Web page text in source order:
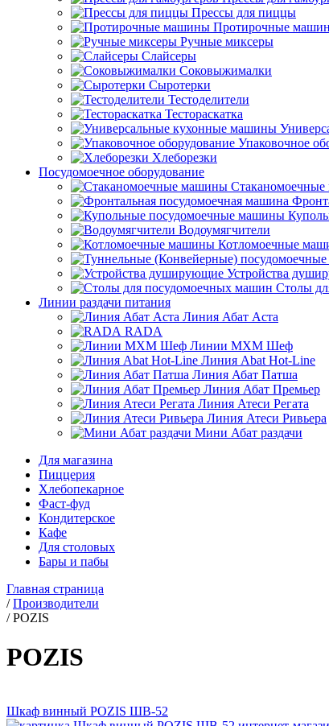
Прессы для пиццы
Протирочные
Ручные миксеры
Слайсеры
Соковыжималки
Сыротерки
Тестоделители
Тестораскатка
Упаковочное
Хлеборезки
Посудомоечное оборудование
Водоумягчители
Котломоечные
Устройства
Столы
Линии раздачи питания
Линия Абат Аста
RADA
Линии МХМ Шеф
Линия Abat Hot-Line
Линия Абат Патша
Линия Абат Премьер
Линия Атеси Регата
Линия Атеси Ривьера
Мини Абат раздачи
Для магазина
Пиццерия
Хлебопекарное
Фаст-фуд
Кондитерское
Кафе
Для столовых
Бары и пабы
Главная страница
/Производители
/POZIS
POZIS
Шкаф винный POZIS ШВ-52